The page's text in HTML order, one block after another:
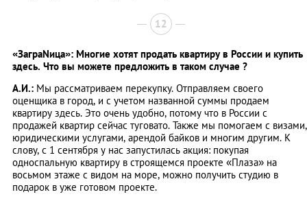
12
«ЗаграNица»: Многие хотят продать квартиру в России и купить
здесь. Что вы можете предложить в таком случае ?
А.И.: Мы рассматриваем перекупку. Отправляем своего
оценщика в город, и с учетом названной суммы продаем
квартиру здесь. Это очень удобно, потому что в России с
продажей квартир сейчас туговато. Также мы помогаем с визами,
юридическими услугами, арендой байков и многим другим. К
слову, с 1 сентября у нас запустилась акция: покупая
односпальную квартиру в строящемся проекте «Плаза» на
восьмом этаже с видом на море, можно получить студию в
подарок в уже готовом проекте.